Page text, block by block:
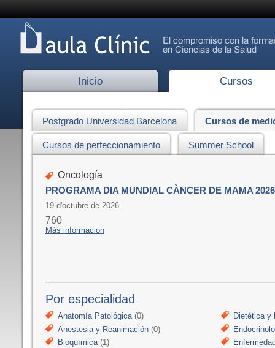
Inicio Cursos
Postgrado Universidad Barcelona Cursos de
Cursos de perfeccionamiento Summer School
Oncología
PROGRAMA DIA MUNDIAL CÀNCER DE MAMA 2026
19 d'octubre de 2026
760
Más información
Por especialidad
Anatomía Patológica(0)
Anestesia y Reanimación(0)
Bioquímica(1)
Dietética y